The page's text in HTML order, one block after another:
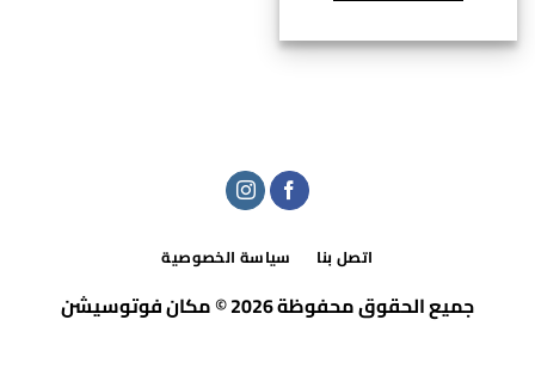
اتصل بنا سياسة الخصوصية
جميع الحقوق محفوظة 2026 © مكان فوتوسيشن